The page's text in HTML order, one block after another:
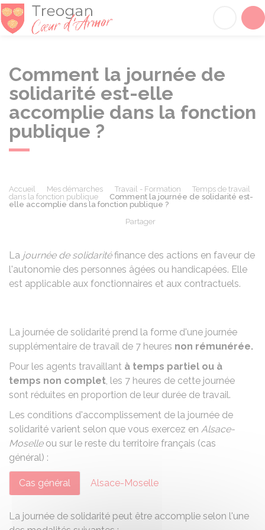
Comment la journée de
solidarité est-elle
accomplie dans la fonction
publique ?
Accueil Mes démarches Travail - Formation
Temps de travail
dans la fonction publique
Comment la journée de solidarité est-
elle accomplie dans la fonction publique ?
Partager
La journée de solidaritéfinance des actions en faveur de
l'autonomie des personnes âgées ou handicapées. Elle
est applicable aux fonctionnaires et aux contractuels.
La journée de solidarité prend la forme d'une journée
supplémentaire de travail de 7 heures non rémunérée.
Pour les agents travaillant à temps partiel ou à
temps non complet, les 7 heures de cette journée
sont réduites en proportion de leur durée de travail.
Les conditions d'accomplissement de la journée de
solidarité varient selon que vous exercez en Alsace-
Moselleou sur le reste du territoire français (cas
général) :
Cas général Alsace-Moselle
La journée de solidarité peut être accomplie selon l'une